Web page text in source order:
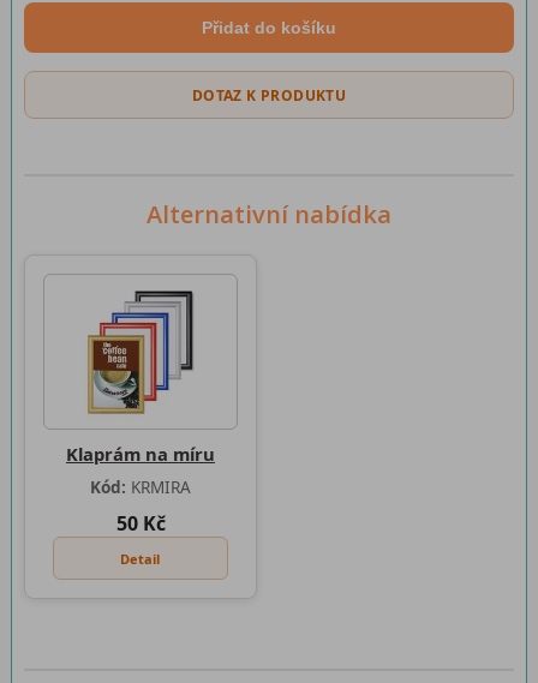
Přidat do košíku
DOTAZ K PRODUKTU
Alternativní nabídka
Klaprám na míru
Kód: KRMIRA
50 Kč
Detail